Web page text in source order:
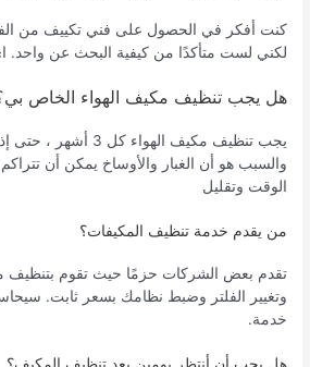
كنت أفكر في الحصول على فني تكييف من
لكني لست متأكدًا من كيفية البحث عن واحد.
هل يجب تنظيف مكيف الهواء الخاص
يجب تنظيف مكيف الهواء
والسبب هو أن الغبار والأوساخ يمكن أن
الوقت وتقليل
من يقدم خدمة تنظيف المكيفات؟
تقدم بعض الشركات حزمًا حيث تقوم بتنظيف
وتغيير الفلتر وضبط نظامك بسعر ثابت.
خدمة.